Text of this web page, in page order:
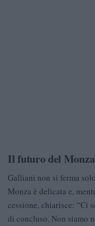
Il futuro del Monza
Galliani non si ferma
Monza è delicata e,
cessione, chiarisce: “Ci
di concluso. Non siamo